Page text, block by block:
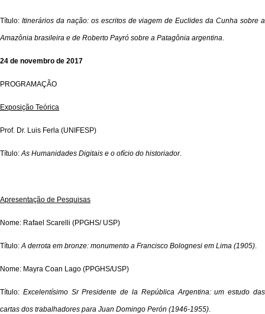
Título: Itinerários da nação: os escritos de viagem de Euclides da Cunha sobre a
Amazônia brasileira e de Roberto Payró sobre a Patagônia argentina
24 de novembro de 2017
PROGRAMAÇÃO
Exposição Teórica
Prof. Dr. Luis Ferla (UNIFESP)
Título: As Humanidades Digitais e o ofício do historiador.
Apresentação de Pesquisas
Nome: Rafael Scarelli (PPGHS/ USP)
Título: A derrota em bronze: monumento a Francisco Bolognesi em Lima (1905)
Nome: Mayra Coan Lago (PPGHS/USP)
Título: Excelentísimo Sr Presidente de la República Argentina: um estudo das
cartas dos trabalhadores para Juan Domingo Perón (1946-1955)